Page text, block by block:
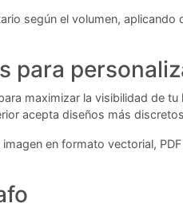
según el volumen,
para
maximizar la visibilidad de tu
acepta diseños más
en formato vectorial,